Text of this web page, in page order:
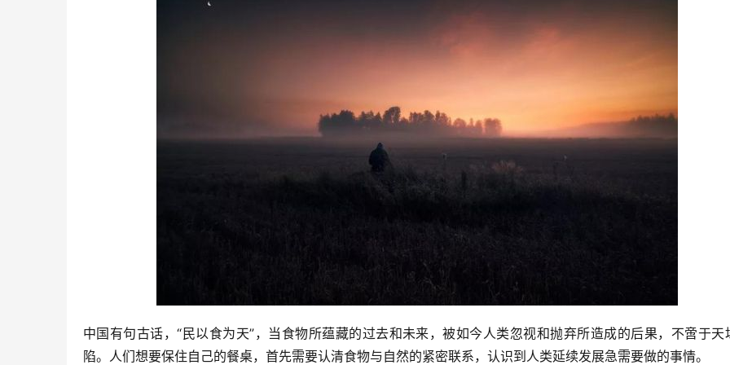
中国有句古话，“民以食为天”，当食物所蕴藏的过去和未来，被如今人类忽视和抛弃所造成的后果，不啻于天
陷。人们想要保住自己的餐桌，首先需要认清食物与自然的紧密联系，认识到人类延续发展急需要做的事情。